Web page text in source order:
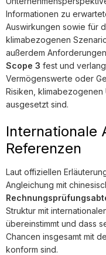
Informationen zu
Auswirkungen sowie für
klimabezogenen
außerdem
Scope 3 fest und
Vermögenswerte oder
Risiken,
ausgesetzt sind.
Internationale
Referenzen
Laut offiziellen
Angleichung mit
Struktur mit
übereinstimmt und dass
Chancen insgesamt mit
konform sind.